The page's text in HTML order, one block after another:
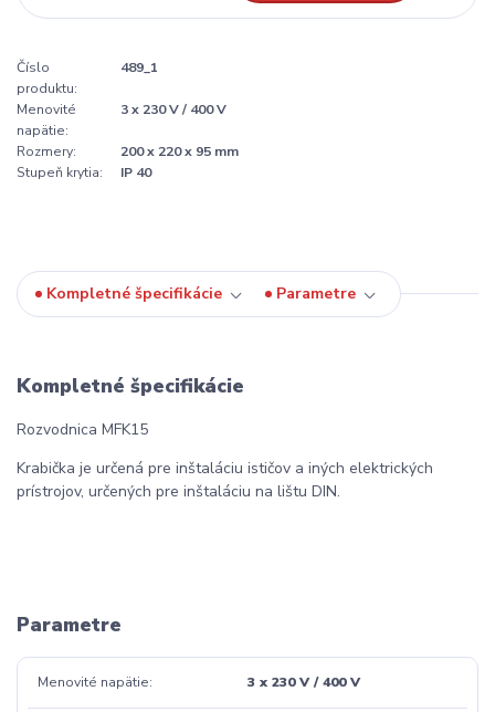
Číslo
produktu:
489_1
Menovité
napätie:
3 x 230 V / 400 V
Rozmery:
200 x 220 x 95 mm
Stupeň krytia:
IP 40
Kompletné špecifikácie Parametre
Kompletné špecifikácie
Rozvodnica MFK15
Krabička je určená pre inštaláciu ističov a iných elektrických
prístrojov, určených pre inštaláciu na lištu DIN.
Parametre
Menovité napätie 3 x 230 V / 400 V